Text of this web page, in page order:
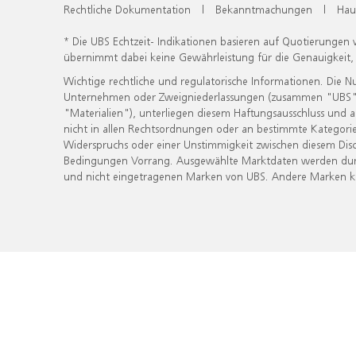
Rechtliche Dokumentation | Bekanntmachungen |
* Die UBS Echtzeit- Indikationen basieren auf
übernimmt dabei keine Gewährleistung für die
Wichtige rechtliche und regulatorische Informationen. Die
Unternehmen oder Zweigniederlassungen (zusammen
"Materialien"), unterliegen diesem Haftungsausschluss
nicht in allen Rechtsordnungen oder an bestimmte
Widerspruchs oder einer Unstimmigkeit zwischen diesem
Bedingungen Vorrang. Ausgewählte Marktdaten werden
und nicht eingetragenen Marken von UBS. Andere Marken